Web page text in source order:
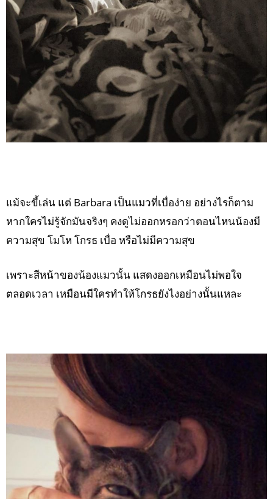
แม้จะขี้เล่น แต่ Barbara เป็นแมวที่เบื่อง่าย อย่างไรก็ตาม
หากใครไม่รู้จักมันจริงๆ คงดูไม่ออกหรอกว่าตอนไหนน้องมี
ความสุข โมโห โกรธ เบื่อ หรือไม่มีความสุข
เพราะสีหน้าของน้องแมวนั้น แสดงออกเหมือนไม่พอใจ
ตลอดเวลา เหมือนมีใครทำให้โกรธยังไงอย่างนั้นแหละ